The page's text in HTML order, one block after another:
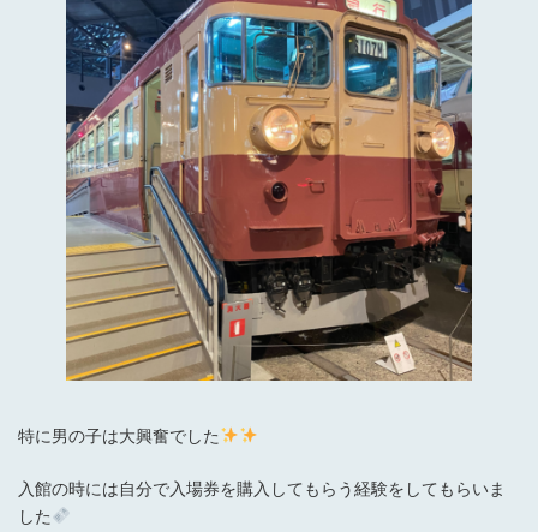
特に男の子は大興奮でした
入館の時には自分で入場券を購入してもらう経験をしてもらいま
した